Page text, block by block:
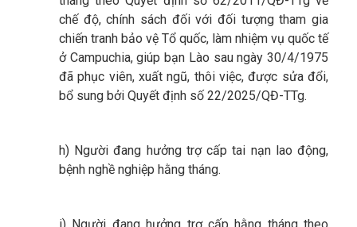
chế độ, chính sách đối với đối tượng tham gia
chiến tranh bảo vệ Tổ quốc, làm nhiệm vụ quốc tế
ở Campuchia, giúp bạn Lào sau ngày 30/4/1975
đã phục viên, xuất ngũ, thôi việc, được sửa đổi,
bổ sung bởi Quyết định số 22/2025/QĐ-TTg.
h) Người đang hưởng trợ cấp tai nạn lao động,
bệnh nghề nghiệp hằng tháng.
i) Người đang hưởng trợ cấp hằng tháng theo